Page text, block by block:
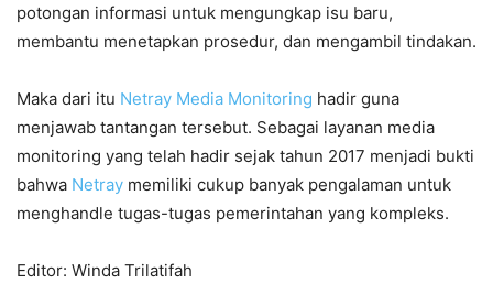
potongan informasi untuk mengungkap isu baru,
membantu menetapkan prosedur, dan mengambil tindakan.
Maka dari itu Netray Media Monitoring hadir guna
menjawab tantangan tersebut. Sebagai layanan media
monitoring yang telah hadir sejak tahun 2017 menjadi bukti
bahwa Netray memiliki cukup banyak pengalaman untuk
menghandle tugas-tugas pemerintahan yang kompleks.
Editor: Winda Trilatifah